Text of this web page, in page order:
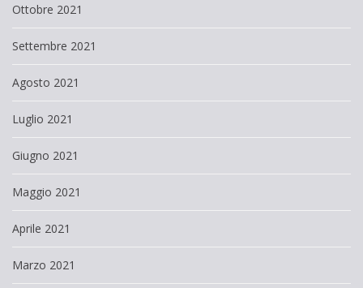
Ottobre 2021
Settembre 2021
Agosto 2021
Luglio 2021
Giugno 2021
Maggio 2021
Aprile 2021
Marzo 2021